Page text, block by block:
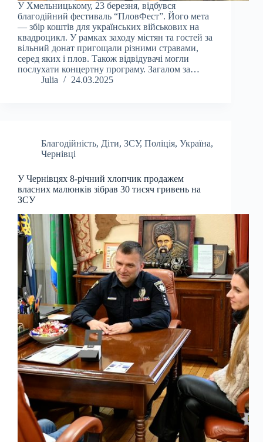
У Хмельницькому, 23 березня, відбувся
благодійний фестиваль “ПловФест”. Його мета
— збір коштів для українських військових на
квадроцикл. У рамках заходу містян та гостей за
вільний донат пригощали різними стравами,
серед яких і плов. Також відвідувачі могли
послухати концертну програму. Загалом за…
Julia
24.03.2025
Благодійність, Діти, ЗСУ, Поліція, Україна,
Чернівці
У Чернівцях 8-річний хлопчик продажем
власних малюнків зібрав 30 тисяч гривень на
ЗСУ